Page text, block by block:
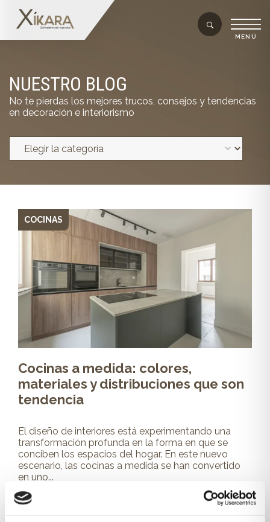
NUESTRO BLOG
No te pierdas los mejores trucos, consejos y tendencias
en decoración e interiorismo
COCINAS
Cocinas a medida: colores,
materiales y distribuciones que son
tendencia
El diseño de interiores está experimentando una
transformación profunda en la forma en que se
conciben los espacios del hogar. En este nuevo
escenario, las cocinas a medida se han convertido
en uno...
Leer más